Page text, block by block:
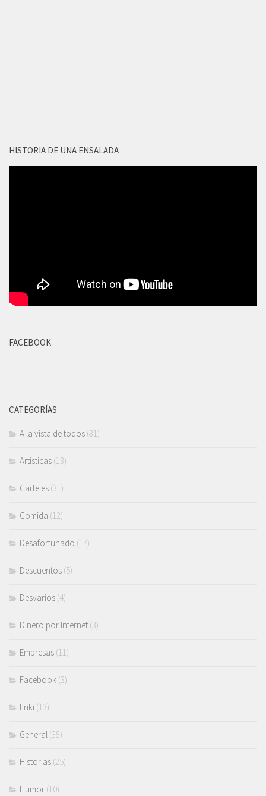
HISTORIA DE UNA ENSALADA
FACEBOOK
CATEGORÍAS
A la vista de todos (81)
Artísticas (13)
Carteles (31)
Comida (12)
Desafortunado (17)
Descuentos (5)
Desvaríos (4)
Dinero por Internet (3)
Empresas (11)
Facebook (3)
Friki (13)
General (38)
Historias (25)
Humor (10)